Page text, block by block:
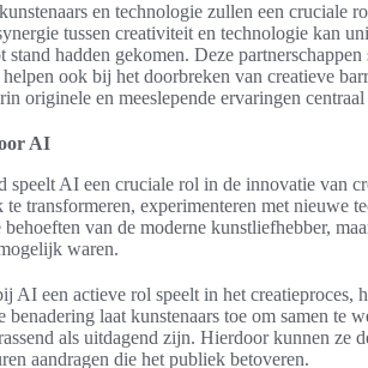
en technologie zullen een cruciale
tussen creativiteit en technologie kan
stand hadden gekomen. Deze
ook bij het doorbreken van creatieve
originele en meeslepende ervaringen centraal
AI
speelt AI een cruciale rol in de innovatie van
transformeren, experimenteren met nieuwe
van de moderne kunstliefhebber,
waren.
AI een actieve rol speelt in het creatieproces,
benadering laat kunstenaars toe om samen te
als uitdagend zijn. Hierdoor kunnen ze
aandragen die het publiek betoveren.